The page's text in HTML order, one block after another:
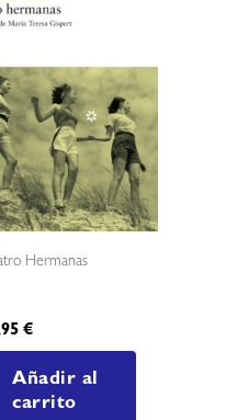
Hermanas
€
Añadir al
carrito